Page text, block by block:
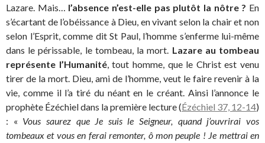
Lazare. Mais… l’absence n’est-elle pas plutôt la nôtre ? En
s’écartant de l’obéissance à Dieu, en vivant selon la chair et non
selon l’Esprit, comme dit St Paul, l’homme s’enferme lui-même
dans le périssable, le tombeau, la mort. Lazare au tombeau
représente l’Humanité, tout homme, que le Christ est venu
tirer de la mort. Dieu, ami de l’homme, veut le faire revenir à la
vie, comme il l’a tiré du néant en le créant. Ainsi l’annonce le
prophète Ézéchiel dans la première lecture (Ézéchiel 37, 12-14)
: « Vous saurez que Je suis le Seigneur, quand j’ouvrirai vos
tombeaux et vous en ferai remonter, ô mon peuple ! Je mettrai en